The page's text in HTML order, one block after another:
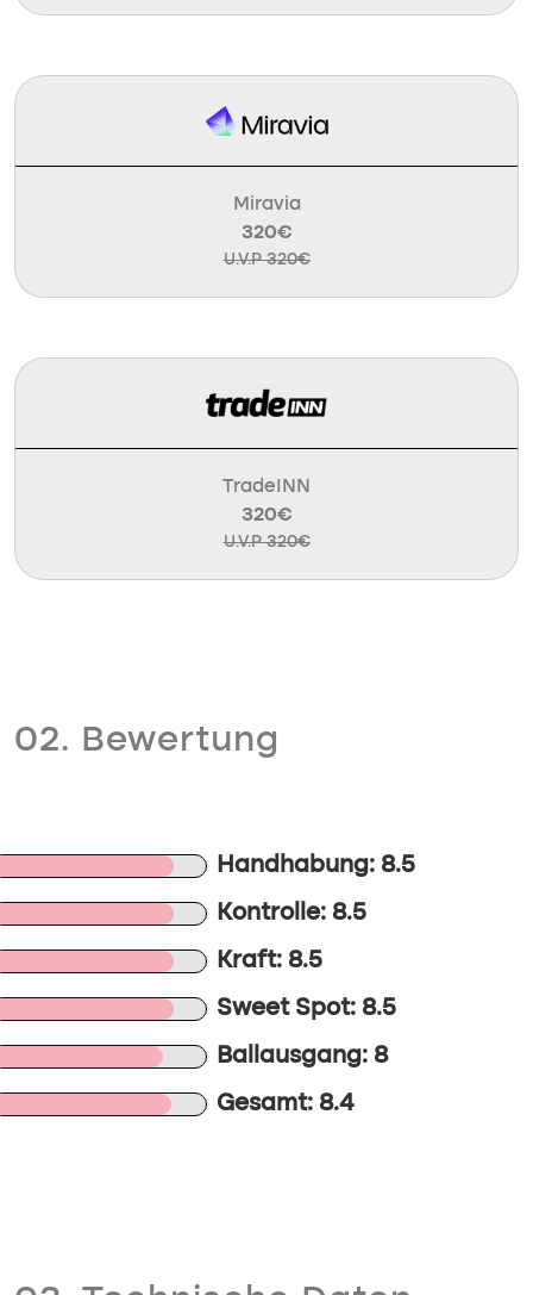
Miravia
320€
U.V.P 320€
TradeINN
320€
U.V.P 320€
02. Bewertung
Handhabung: 8.5
Kontrolle: 8.5
Kraft: 8.5
Sweet Spot: 8.5
Ballausgang: 8
Gesamt: 8.4